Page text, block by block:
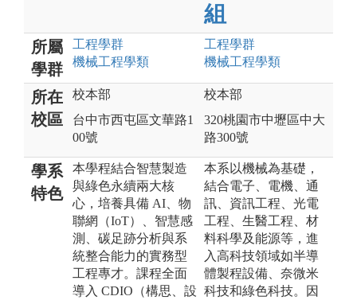
組
所屬
學群
工程學群
機械工程學類
工程學群
機械工程學類
所在
校區
校本部
台中市西屯區文華路1
00號
校本部
320桃園市中壢區中大
路300號
學系
特色
本學程結合智慧製造
與綠色永續兩大核
心，培養具備 AI、物
聯網（IoT）、智慧感
測、碳足跡分析與系
統整合能力的實務型
工程專才。課程全面
導入 CDIO（構思、設
本系以機械為基礎，
結合電子、電機、通
訊、資訊工程、光電
工程、生醫工程、材
料科學及能源等，進
入高科技領域如半導
體製程設備、奈微米
科技和綠色科技。因